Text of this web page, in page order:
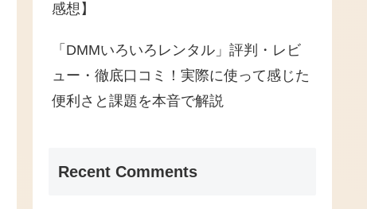
感想】
「DMMいろいろレンタル」評判・レビ
ュー・徹底口コミ！実際に使って感じた
便利さと課題を本音で解説
Recent Comments